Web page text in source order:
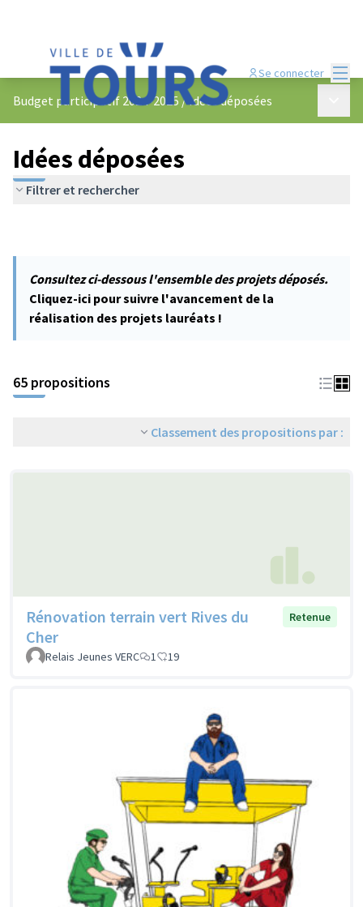
Se connecter
Budget participatif 2024-2025 /Idées déposées
Idées déposées
Filtrer et rechercher
Consultez ci-dessous l'ensemble des projets déposés.
Cliquez-ici pour suivre l'avancement de la
réalisation des projets lauréats !
65 propositions
Classement des propositions par :
Rénovation terrain vert Rives du
Cher
Retenue
Relais Jeunes VERC 1 19